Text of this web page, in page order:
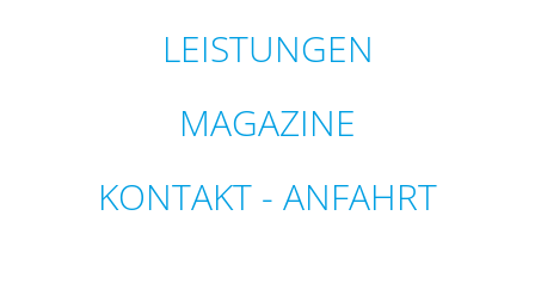
LEISTUNGEN
MAGAZINE
KONTAKT - ANFAHRT